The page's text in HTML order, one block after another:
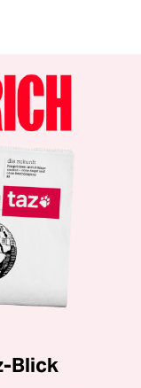
Blick